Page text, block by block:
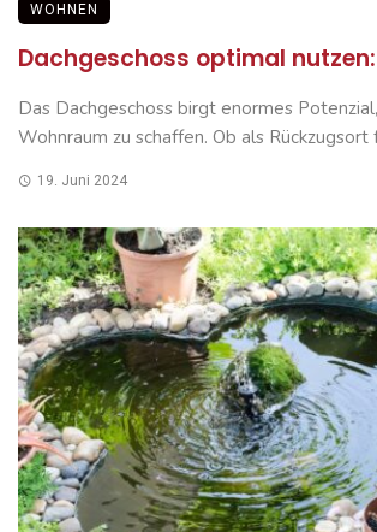
WOHNEN
Dachgeschoss optimal nutzen:
Das Dachgeschoss birgt enormes
Wohnraum zu schaffen. Ob als Rückzugsort
19. Juni 2024